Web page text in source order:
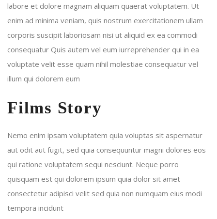
labore et dolore magnam aliquam quaerat voluptatem. Ut
enim ad minima veniam, quis nostrum exercitationem ullam
corporis suscipit laboriosam nisi ut aliquid ex ea commodi
consequatur Quis autem vel eum iurreprehender qui in ea
voluptate velit esse quam nihil molestiae consequatur vel
illum qui dolorem eum
Films Story
Nemo enim ipsam voluptatem quia voluptas sit aspernatur
aut odit aut fugit, sed quia consequuntur magni dolores eos
qui ratione voluptatem sequi nesciunt. Neque porro
quisquam est qui dolorem ipsum quia dolor sit amet
consectetur adipisci velit sed quia non numquam eius modi
tempora incidunt